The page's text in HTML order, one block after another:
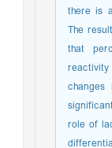
there is
The
that
role of